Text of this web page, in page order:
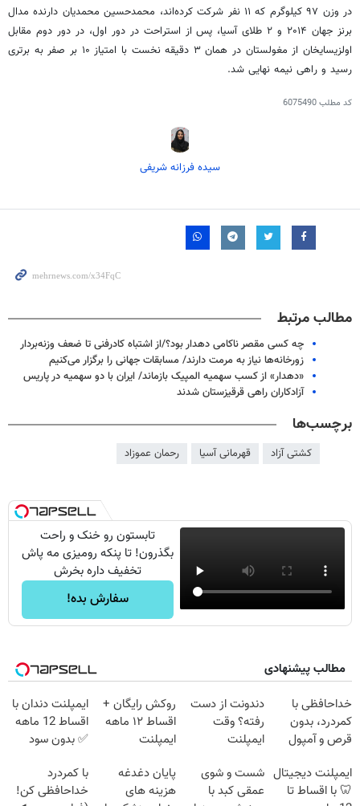
در وزن ۹۷ کیلوگرم که ۱۱ نفر شرکت کرده‌اند، محمدحسین محمدیان دارنده مدال
برنز جهان ۲۰۱۴ و ۲ طلای آسیا، پس از استراحت در دور اول، در دور دوم مقابل
اولزیسایخان
از مغولستان در همان ۳ دقیقه نخست با امتیاز ۱۰ بر صفر به برتری
رسید و راهی نیمه نهایی شد.
کد مطلب6075490
سیده فرزانه شریفی
مطالب مرتبط
چه کسی مقصر ناکامی دهدار بود؟/از اشتباه کادرفنی تا ضعف وزنه‌بردار
زورخانه‌ها نیاز به مرمت دارند/ مسابقات جهانی را برگزار می‌کنیم
«دهدار» از کسب سهمیه المپیک بازماند/ ایران با دو سهمیه در پاریس
آزادکاران راهی قرقیزستان شدند
برچسب‌ها
کشتی آزاد قهرمانی آسیا رحمان عموزاد
تابستون رو خنک و راحت
بگذرون! تا پنکه رومیزی مه پاش
تخفیف داره بخرش
سفارش بده!
مطالب پیشنهادی
خداحافظی با
کمردرد، بدون
قرص و آمپول
دندونت از دست
رفته؟ وقت
ایمپلنت
روکش رایگان +
اقساط ۱۲ ماهه
ایمپلنت
ایمپلنت دندان با
اقساط 12 ماهه
✅ بدون سود
ایمپلنت دیجیتال
🦷 با اقساط تا
شست و شوی
عمقی کبد با
پایان دغدغه
هزینه های
با کمردرد
خداحافظی کن!